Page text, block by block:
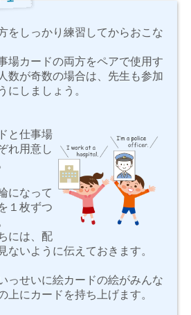
をしっかり練習してからおこな
場カードの両方をペアで使用す
数が奇数の場合は、先生も参加
にしましょう。
と仕事場
れ用意し
になって
１枚ずつ
には、配
ないように伝えておきます。
っせいに絵カードの絵がみんな
上にカードを持ち上げます。